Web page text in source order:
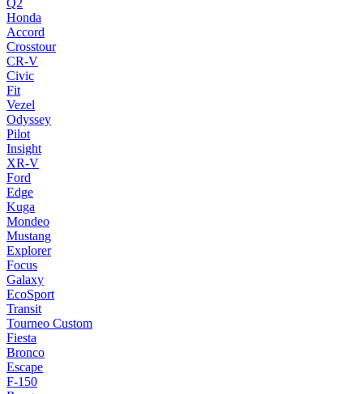
Q2
Honda
Accord
Crosstour
CR-V
Civic
Fit
Vezel
Odyssey
Pilot
Insight
XR-V
Ford
Edge
Kuga
Mondeo
Mustang
Explorer
Focus
Galaxy
EcoSport
Transit
Tourneo Custom
Fiesta
Bronco
Escape
F-150